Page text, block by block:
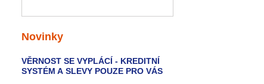
Novinky
VĚRNOST SE VYPLÁCÍ - KREDITNÍ
SYSTÉM A SLEVY POUZE PRO VÁS